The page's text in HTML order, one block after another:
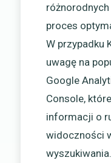
proces
W przypadku
uwagę na
Google
Console,
informacji o
widoczności